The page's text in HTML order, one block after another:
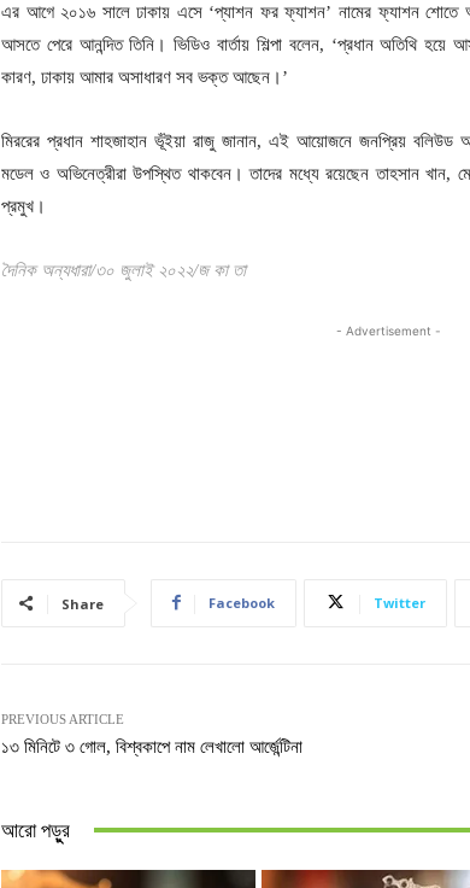
এর আগে ২০১৬ সালে ঢাকায় এসে ‘প্যাশন ফর ফ্যাশন’ নামের ফ্যাশন শোতে
আসতে পেরে আনন্দিত তিনি। ভিডিও বার্তায় শিল্পা বলেন, ‘প্রধান অতিথি
কারণ, ঢাকায় আমার অসাধারণ সব ভক্ত আছেন।’
মিররের প্রধান শাহজাহান ভূঁইয়া রাজু জানান, এই আয়োজনে জনপ্রিয় বলিউড
মডেল ও অভিনেত্রীরা উপস্থিত থাকবেন। তাদের মধ্যে রয়েছেন তাহসান খান,
প্রমুখ।
দৈনিক অন্যধারা/৩০ জুলাই ২০২২/জ কা তা
- Advertisement -
Share Facebook Twitter
PREVIOUS ARTICLE
১৩ মিনিটে ৩ গোল, বিশ্বকাপে নাম লেখালো আর্জেন্টিনা
আরো পড়ুুর